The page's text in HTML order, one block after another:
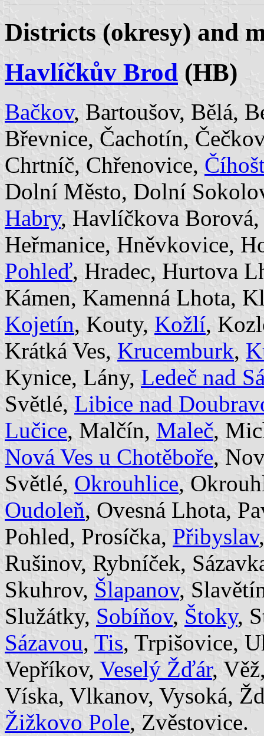
Districts (okresy) and
Havlíčkův Brod (HB)
Bačkov, Bartoušov, Bělá,
Břevnice, Čachotín,
Chrtníč, Chřenovice,
Dolní Město, Dolní
Habry, Havlíčkova
Heřmanice, Hněvkovice,
Pohleď, Hradec, Hurtova
Kámen, Kamenná Lhota,
Kojetín, Kouty, Kožlí,
Krátká Ves, Krucemburk,
Kynice, Lány, Ledeč nad
Světlé, Libice nad
Lučice, Malčín, Maleč,
Nová Ves u Chotěboře,
Světlé, Okrouhlice,
Oudoleň, Ovesná Lhota,
Pohled, Prosíčka, Přibyslav
Rušinov, Rybníček,
Skuhrov, Šlapanov,
Služátky, Sobíňov, Štoky,
Sázavou, Tis, Trpišovice,
Vepříkov, Veselý Žďár,
Víska, Vlkanov, Vysoká,
Žižkovo Pole, Zvěstovice.